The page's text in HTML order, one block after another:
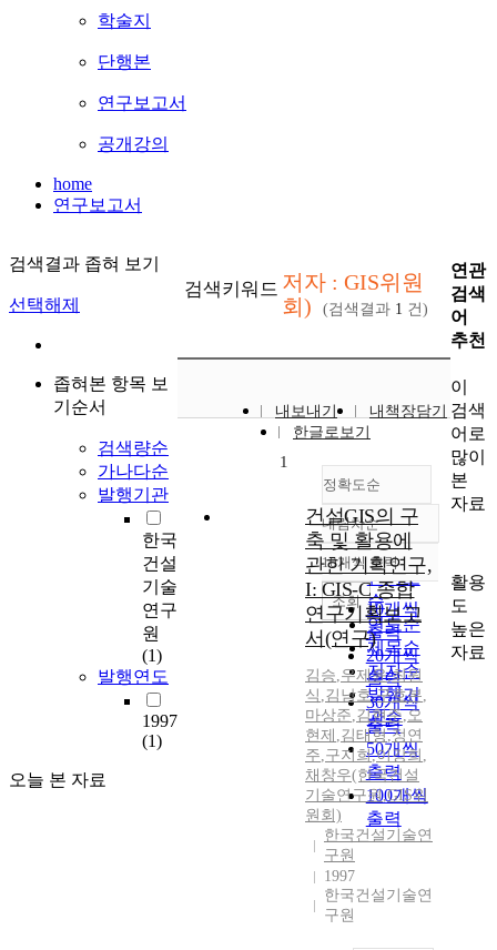
학술지
단행본
연구보고서
공개강의
home
연구보고서
검색결과 좁혀 보기
선택해제
좁혀본 항목 보
기순서
검색량순
가나다순
발행기관
한국
건설
기술
연구
원
(1)
발행연도
1997
(1)
오늘 본 자료
검색키워드 저자 : GIS위원
회)
(검색결과 1 건)
내보내기
내책장담기
한글로보기
정확도순
정확도
순
인기도
순
연도순
제목순
저자순
발행기
관순
내림차순
내림차순
10개씩 출력
10개씩
출력
20개씩
출력
30개씩
출력
50개씩
출력
100개씩
출력
조회
1
건설GIS의 구
축 및 활용에
관한 기획연구,
I: GIS-C 종합
연구기획보고
서(연구)
김승,우제윤,최원
식 ,김남호,구호본,
마상준,김현준,오
현제 ,김태형,정연
주,구지희,이강희 ,
채창우(한국건설
기술연구원,GIS위
원회)
한국건설기술연
구원
1997
한국건설기술연
구원
연관
검색
어
추천
이
검색
어로
많이
본
자료
활용
도
높은
자료